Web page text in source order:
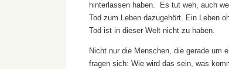
hinterlassen haben. Es tut weh, auch
Tod zum Leben dazugehört. Ein Leben
Tod ist in dieser Welt nicht zu haben.
Nicht nur die Menschen, die gerade um
fragen sich: Wie wird das sein, was